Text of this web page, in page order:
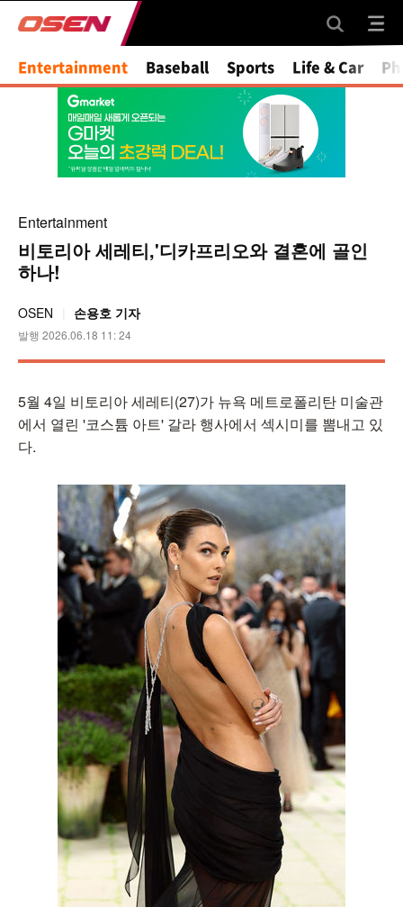
Entertainment Baseball Sports Life & Car
Entertainment
비토리아 세레티,'디카프리오와 결혼에 골인
하나!
OSEN 손용호 기자
발행 2026.06.18 11: 24
5월 4일 비토리아 세레티(27)가 뉴욕 메트로폴리탄 미술관
에서 열린 '코스튬 아트' 갈라 행사에서 섹시미를 뽐내고 있
다.